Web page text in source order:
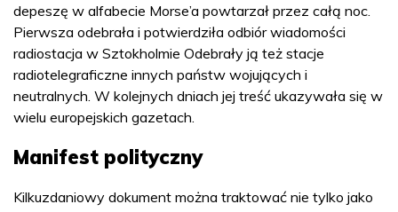
depeszę w alfabecie Morse’a powtarzał przez całą noc.
Pierwsza odebrała i potwierdziła odbiór wiadomości
radiostacja w Sztokholmie Odebrały ją też stacje
radiotelegraficzne innych państw wojujących i
neutralnych. W kolejnych dniach jej treść ukazywała się w
wielu europejskich gazetach.
Manifest polityczny
Kilkuzdaniowy dokument można traktować nie tylko jako